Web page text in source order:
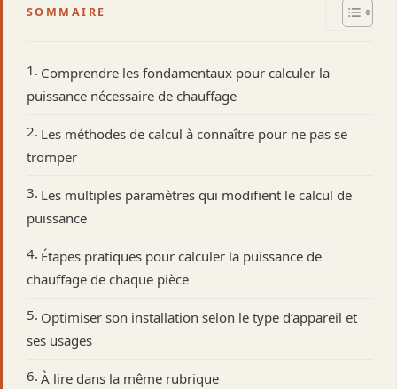
SOMMAIRE
Comprendre les fondamentaux pour calculer la
puissance nécessaire de chauffage
Les méthodes de calcul à connaître pour ne pas se
tromper
Les multiples paramètres qui modifient le calcul de
puissance
Étapes pratiques pour calculer la puissance de
chauffage de chaque pièce
Optimiser son installation selon le type d’appareil et
ses usages
À lire dans la même rubrique